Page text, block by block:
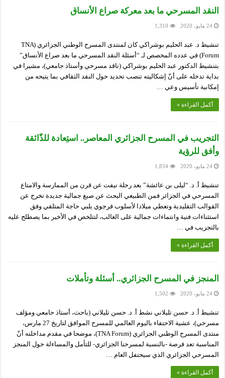
النقد المسرحي ما بعد معركة صراع الأنساق
24 مايو، 2020 1,310
تنشيط د. عبد الحليم بوشراكي كان لمنتدى المسرح الوطني الجزائري (TNA
Forum) في عدده المخصص لـ “أسئلة النقد المسرحي ما بعد صراع الأنساق”
بتنشيط الدكتور عبد الحليم بوشراكي (ناقد مسرحي وأستاذ جامعي)، مشيرا في
بداية تدخله على أنّ إشكاليته تنصب تحديد حول النقد الثقافي بما يتيحه من
إمكانية تأسيس وعي …
أكمل القراءة »
التجريب في المسرح الجزائري المعاصر.. استِعادة للذّائقة
وأفق للرؤية
24 مايو، 2020 1,834
تنشيط أ. د. “ليلى بن عائشة” بعد رحلة نيفت عن قرن من الممارسة والامتاع
المسرحي في الجزائر فمن الطبيعي البحث عن صيغ جمالية جديدة تخرج عن
القوالب التقليدية وتعطي ميلادا لأسلوب فرجوي يلبي حاجة المتلقي وفق
استثناءات فنية وانتماءات جمالية على الغالب، لتتلخص في الأخير بما يصطلح عليه
بالتجريب في …
أكمل القراءة »
المنجز في المسرح الجزائري.. أسئلة وتأملات
24 مايو، 2020 1,502
تنشيط أ. د. حسن تليلاني نشط أ. د. حسن تليلاني (باحث، أستاذ حامعي ومؤلف
مسرحي)، عشية الاحتفاء باليوم العالمي للمسرح الموافق لتاريخ 27 مارس،
منتدى المسرح الوطني الجزائري (TNA Forum)، موضحا في مقدم مداخلته أنّ
المناسبة تعد فرصة -بالنسبة لمسرحنا الجزائري- للتأمل والمساءلة حول المنجز
المسرحي الجزائري الذي سيحتفل العام …
أكمل القراءة »